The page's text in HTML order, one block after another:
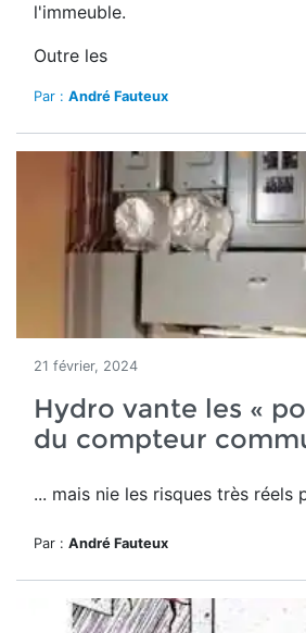
l'immeuble.
Outre les
Par : André Fauteux
21 février, 2024
Hydro vante les «
du compteur
... mais nie les risques très réels
Par : André Fauteux